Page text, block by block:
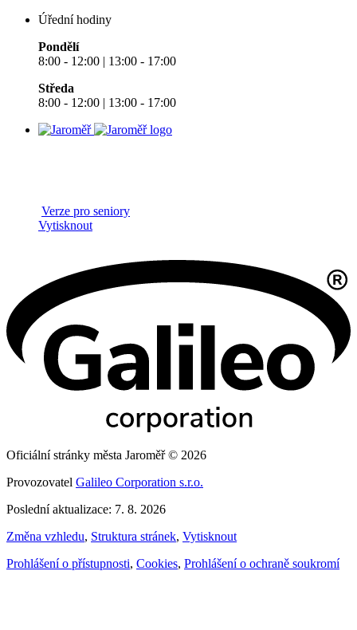
Úřední hodiny
Pondělí
8:00 - 12:00 | 13:00 - 17:00
Středa
8:00 - 12:00 | 13:00 - 17:00
Verze pro seniory
Vytisknout
Oficiální stránky města Jaroměř © 2026
Provozovatel Galileo Corporation s.r.o.
Poslední aktualizace: 7. 8. 2026
Změna vzhledu, Struktura stránek, Vytisknout
Prohlášení o přístupnosti, Cookies, Prohlášení o ochraně soukromí